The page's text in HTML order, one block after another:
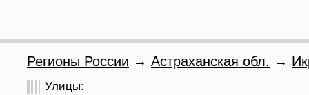
Регионы России → Астраханская обл. →
Улицы: